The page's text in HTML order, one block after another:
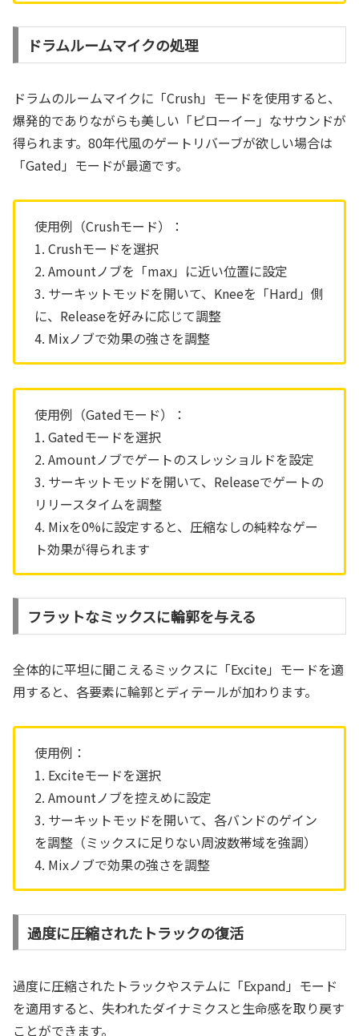
ドラムルームマイクの処理
ドラムのルームマイクに「Crush」モードを使用すると、
爆発的でありながらも美しい「ピローイー」なサウンドが
得られます。80年代風のゲートリバーブが欲しい場合は
「Gated」モードが最適です。
使用例（Crushモード）：
1. Crushモードを選択
2. Amountノブを「max」に近い位置に設定
3. サーキットモッドを開いて、Kneeを「Hard」側
に、Releaseを好みに応じて調整
4. Mixノブで効果の強さを調整
使用例（Gatedモード）：
1. Gatedモードを選択
2. Amountノブでゲートのスレッショルドを設定
3. サーキットモッドを開いて、Releaseでゲートの
リリースタイムを調整
4. Mixを0%に設定すると、圧縮なしの純粋なゲー
ト効果が得られます
フラットなミックスに輪郭を与える
全体的に平坦に聞こえるミックスに「Excite」モードを適
用すると、各要素に輪郭とディテールが加わります。
使用例：
1. Exciteモードを選択
2. Amountノブを控えめに設定
3. サーキットモッドを開いて、各バンドのゲイン
を調整（ミックスに足りない周波数帯域を強調）
4. Mixノブで効果の強さを調整
過度に圧縮されたトラックの復活
過度に圧縮されたトラックやステムに「Expand」モード
を適用すると、失われたダイナミクスと生命感を取り戻す
ことができます。